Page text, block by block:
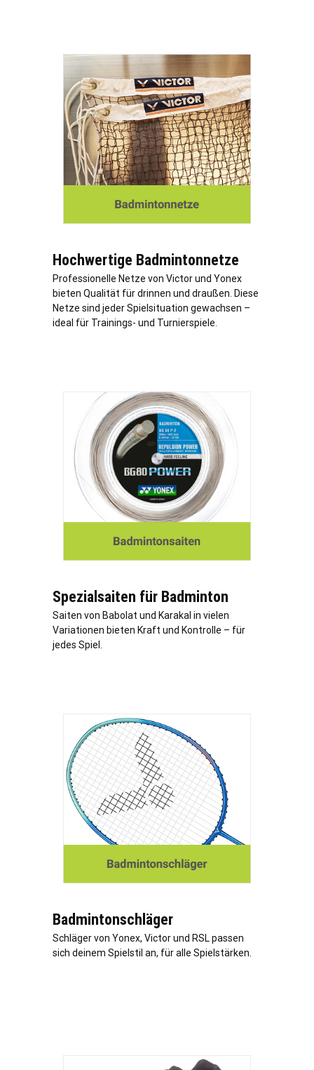
Hochwertige Badmintonnetze
Professionelle Netze von Victor und Yonex
bieten Qualität für drinnen und draußen. Diese
Netze sind jeder Spielsituation gewachsen –
ideal für Trainings- und Turnierspiele.
Spezialsaiten für Badminton
Saiten von Babolat und Karakal in vielen
Variationen bieten Kraft und Kontrolle – für
jedes Spiel.
Badmintonschläger
Schläger von Yonex, Victor und RSL passen
sich deinem Spielstil an, für alle Spielstärken.